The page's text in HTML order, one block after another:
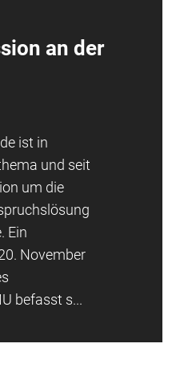
an der
ist in
und seit
um die
Ein
November
befasst s...